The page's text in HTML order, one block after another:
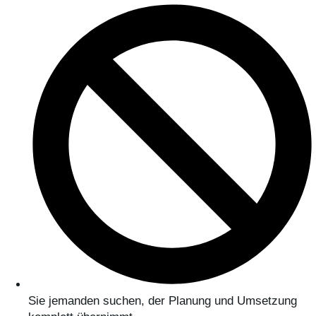
Sie jemanden suchen, der Planung und Umsetzung